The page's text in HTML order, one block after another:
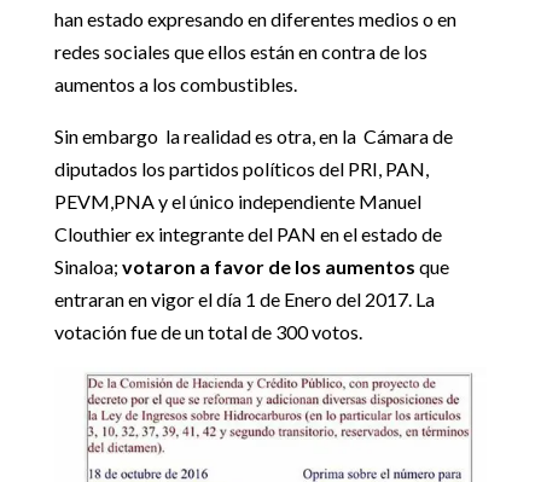
han estado expresando en diferentes medios o en
redes sociales que ellos están en contra de los
aumentos a los combustibles.
Sin embargo la realidad es otra, en la Cámara de
diputados los partidos políticos del PRI, PAN,
PEVM,PNA y el único independiente Manuel
Clouthier ex integrante del PAN en el estado de
Sinaloa; votaron a favor de los aumentos que
entraran en vigor el día 1 de Enero del 2017. La
votación fue de un total de 300 votos.